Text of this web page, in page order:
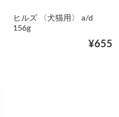
ヒルズ 〈犬猫用〉 a/d
156g
¥655